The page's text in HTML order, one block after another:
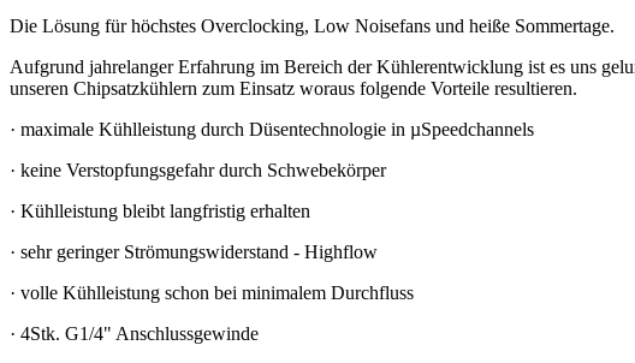
Die Lösung für höchstes Overclocking, Low Noisefans und heiße Sommertage.
Aufgrund jahrelanger Erfahrung im Bereich der Kühlerentwicklung ist es uns
unseren Chipsatzkühlern zum Einsatz woraus folgende Vorteile resultieren.
· maximale Kühlleistung durch Düsentechnologie in µSpeedchannels
· keine Verstopfungsgefahr durch Schwebekörper
· Kühlleistung bleibt langfristig erhalten
· sehr geringer Strömungswiderstand - Highflow
· volle Kühlleistung schon bei minimalem Durchfluss
· 4Stk. G1/4" Anschlussgewinde